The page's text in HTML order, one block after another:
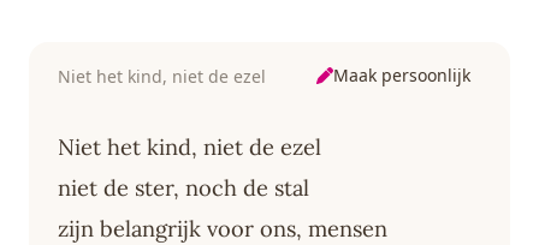
Niet het kind, niet de ezel Maak persoonlijk
Niet het kind, niet de ezel
niet de ster, noch de stal
zijn belangrijk voor ons, mensen